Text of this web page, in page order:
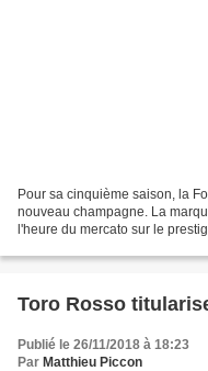
Pour sa cinquième saison, la
nouveau champagne. La
l'heure du mercato sur le
Toro Rosso
Publié le 26/11/2018 à 18:23
Par Matthieu Piccon